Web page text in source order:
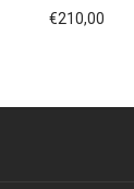
€210,00